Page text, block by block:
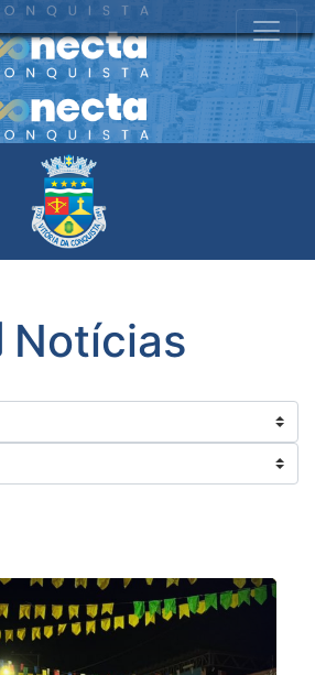
Notícias